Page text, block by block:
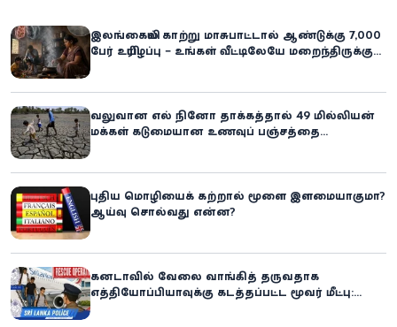
இலங்கையில் காற்று மாசுபாட்டால் ஆண்டுக்கு 7,000
பேர் உயிரிழப்பு – உங்கள் வீட்டிலேயே மறைந்திருக்கும்
வலுவான எல் நினோ தாக்கத்தால் 49 மில்லியன்
மக்கள் கடுமையான உணவுப் பஞ்சத்தை
புதிய மொழியைக் கற்றால் மூளை இளமையாகுமா?
ஆய்வு சொல்வது என்ன?
கனடாவில் வேலை வாங்கித் தருவதாக
எத்தியோப்பியாவுக்கு கடத்தப்பட்ட மூவர் மீட்பு: